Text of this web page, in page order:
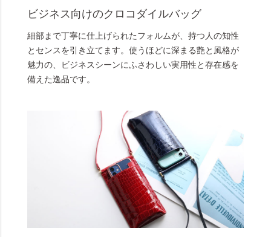
ビジネス向けのクロコダイルバッグ
細部まで丁寧に仕上げられたフォルムが、持つ人の知性
とセンスを引き立てます。使うほどに深まる艶と風格が
魅力の、ビジネスシーンにふさわしい実用性と存在感を
備えた逸品です。